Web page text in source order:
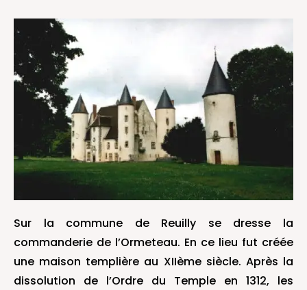
Sur la commune de Reuilly se dresse la
commanderie de l’Ormeteau. En ce lieu fut créée
une maison templière au XIIème siècle. Après la
dissolution de l’Ordre du Temple en 1312, les